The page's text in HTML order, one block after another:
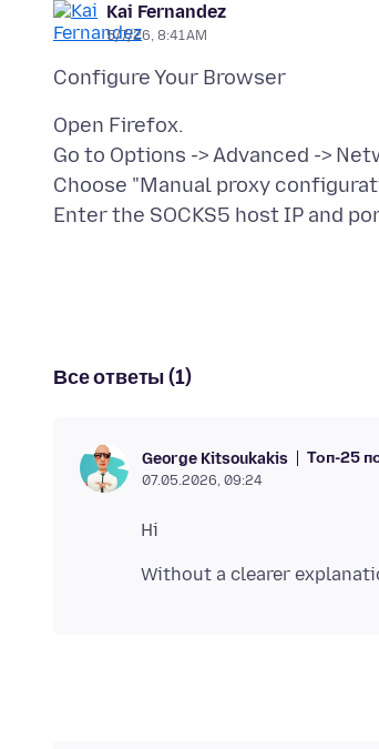
Kai Fernandez
5/7/26, 8:41 AM
Open Firefox.
Go to Options -> Advanced ->
Choose "Manual proxy
Все ответы (1)
George Kitsoukakis Топ-25
07.05.2026, 09:24